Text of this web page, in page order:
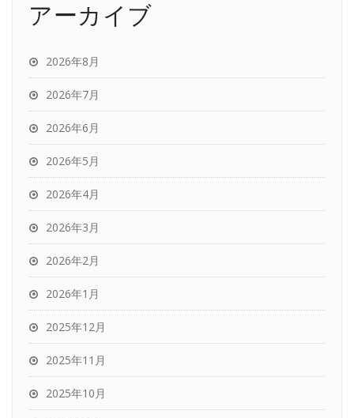
アーカイブ
2026年8月
2026年7月
2026年6月
2026年5月
2026年4月
2026年3月
2026年2月
2026年1月
2025年12月
2025年11月
2025年10月